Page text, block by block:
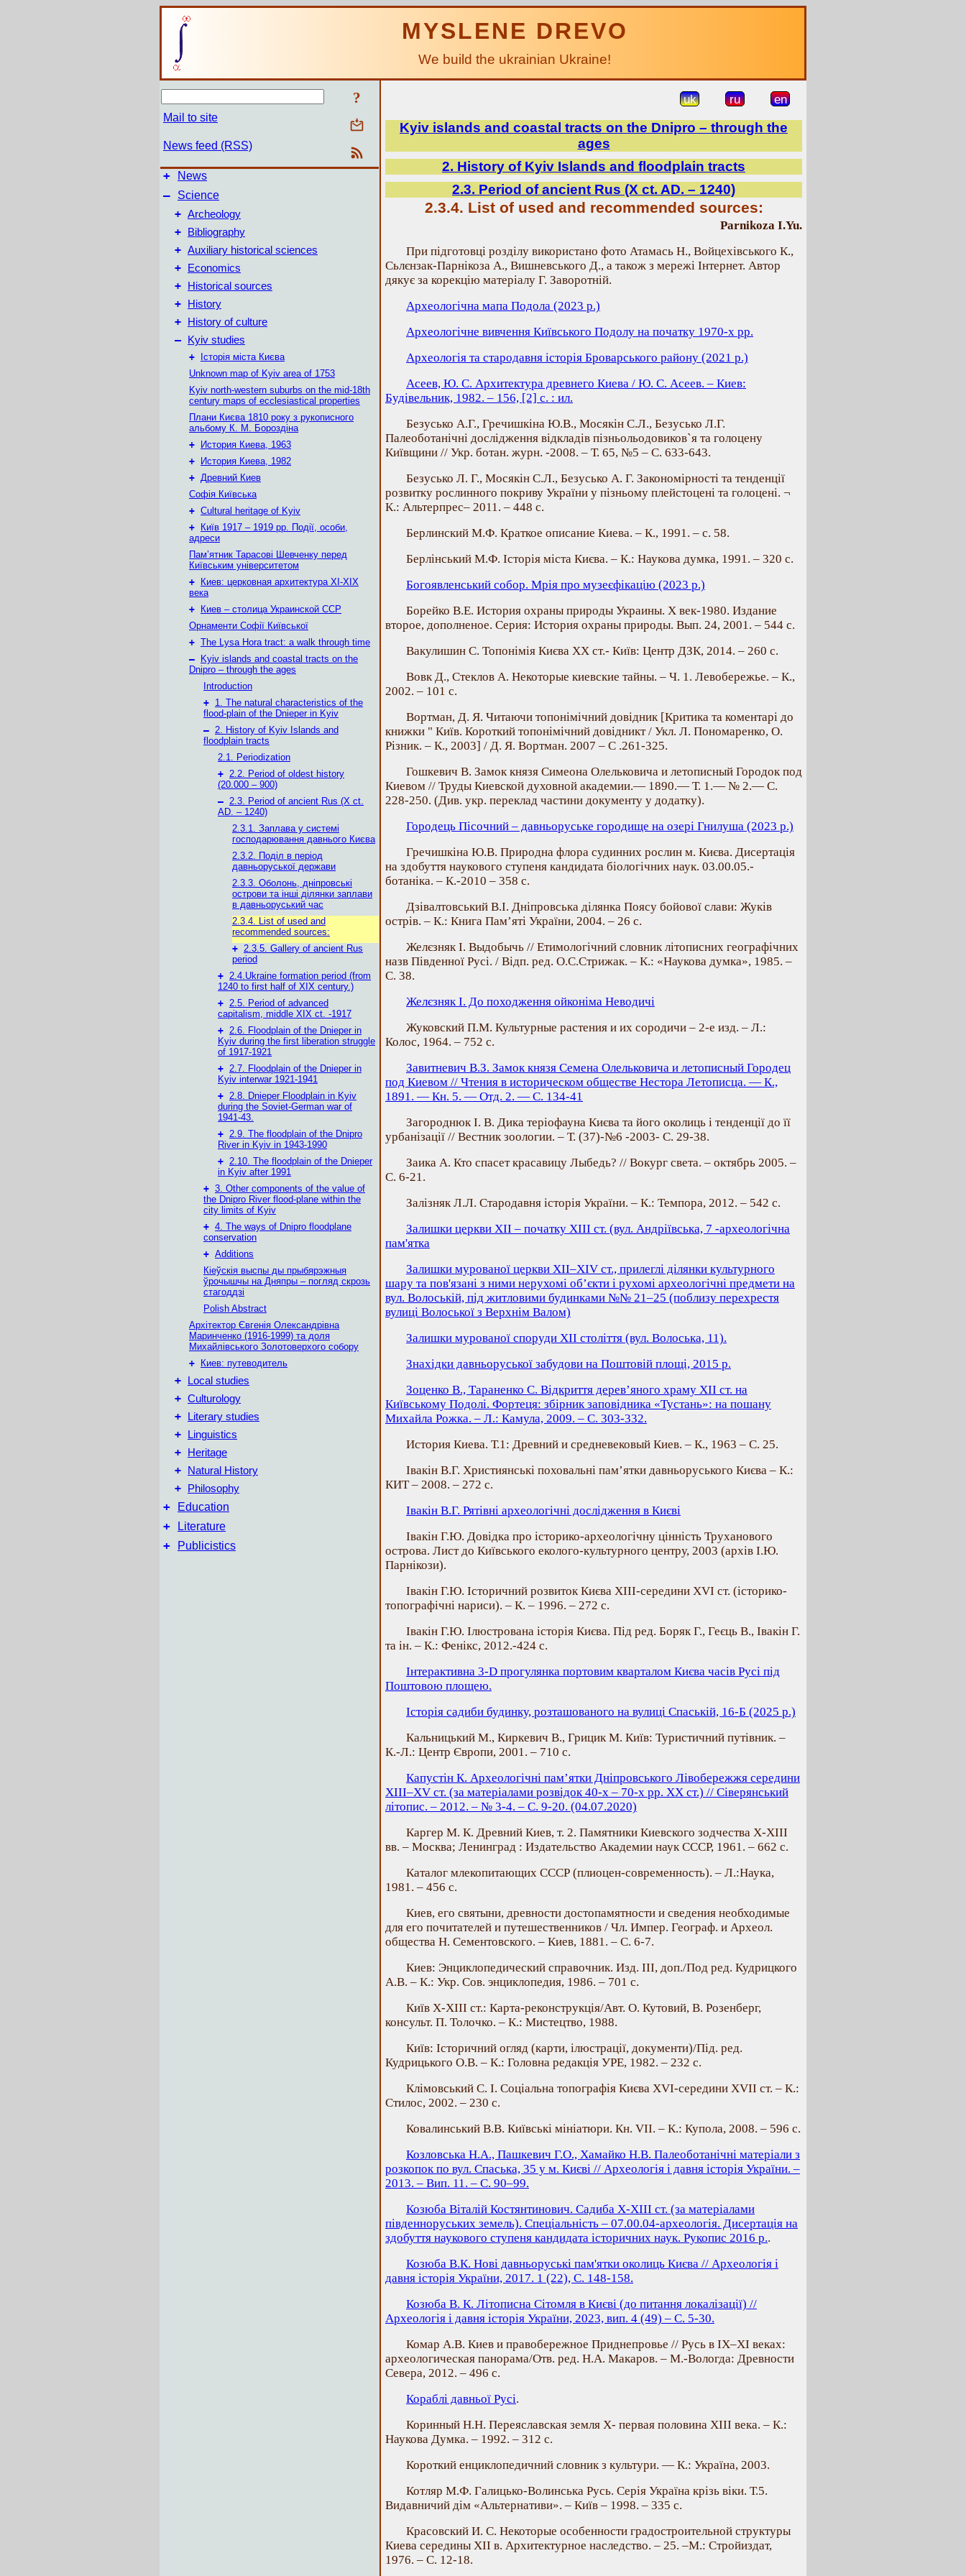
MYSLENE DREVO
We build the ukrainian Ukraine!
?
Mail to site
News feed (RSS)
+ News
–
Science
+ Archeology
+ Bibliography
+ Auxiliary historical sciences
+ Economics
+ Historical sources
+ History
+ History of culture
– Kyiv studies
+
Історія міста Києва
Unknown map of Kyiv area of 1753
Kyiv north-western suburbs on the mid-18th
century maps of ecclesiastical properties
Плани Києва 1810 року з рукописного
альбому К. М. Бороздіна
+
История Киева, 1963
+
История Киева, 1982
+ Древний Киев
Софія Київська
+ Cultural heritage of Kyiv
+
Київ 1917 – 1919 рр. Події, особи,
адреси
Пам’ятник Тарасові Шевченку перед
Київським університетом
+
Киев: церковная архитектура XI-XIX
века
+
Киев – столица Украинской ССР
Орнаменти Софії Київської
+ The Lysa Hora tract: a walk through time
–
Kyiv islands and coastal tracts on the
Dnipro – through the ages
Introduction
+ 1. The natural characteristics of the
flood-plain of the Dnieper in Kyiv
– 2. History of Kyiv Islands and
floodplain tracts
2.1. Periodization
+ 2.2. Period of oldest history
(20.000 – 900)
– 2.3. Period of ancient Rus (Х ct.
AD. – 1240)
2.3.1. Заплава у системі
господарювання давнього Києва
2.3.2. Поділ в період
давньоруської держави
2.3.3. Оболонь, дніпровські
острови та інші ділянки заплави
в давньоруський час
2.3.4. List of used and
recommended sources:
+ 2.3.5. Gallery of ancient Rus
period
+ 2.4.Ukraine formation period (from
1240 to first half of XIX century.)
+ 2.5. Period of advanced
capitalism, middle XIX ct. -1917
+ 2.6. Floodplain of the Dnieper in
Kyiv during the first liberation struggle
of 1917-1921
+ 2.7. Floodplain of the Dnieper in
Kyiv interwar 1921-1941
+ 2.8. Dnieper Floodplain in Kyiv
during the Soviet-German war of
1941-43.
+ 2.9. The floodplain of the Dnipro
River in Kyiv in 1943-1990
+ 2.10. The floodplain of the Dnieper
in Kyiv after 1991
+ 3. Other components of the value of
the Dnipro River flood-plane within the
city limits of Kyiv
+ 4. The ways of Dnipro floodplane
conservation
+ Additions
Кіеўскія выспы ды прыбярэжныя
ўрочышчы на Дняпры – погляд скрозь
стагоддзі
Polish Abstract
Архітектор Євгенія Олександрівна
Маринченко (1916-1999) та доля
Михайлівського Золотоверхого собору
+
Киев: путеводитель
+ Local studies
+ Culturology
+ Literary studies
+ Linguistics
+ Heritage
+ Natural History
+ Philosophy
+ Education
+ Literature
+ Publicistics
uk ru en
Kyiv islands and coastal tracts on the Dnipro – through the
ages
2. History of Kyiv Islands and floodplain tracts
2.3. Period of ancient Rus (Х ct. AD. – 1240)
2.3.4. List of used and recommended sources:
Parnikoza I.Yu.
При підготовці розділу використано фото Атамась Н., Войцехівського К.,
Сьлєнзак-Парнікоза А., Вишневського Д., а також з мережі Інтернет. Автор
дякує за корекцію матеріалу Г. Заворотній.
Археологічна мапа Подола (2023 р.)
Археологічне вивчення Київського Подолу на початку 1970-х рр.
Археологія та стародавня історія Броварського району (2021 р.)
Асеев, Ю. С. Архитектура древнего Киева / Ю. С. Асеев. – Киев:
Будівельник, 1982. – 156, [2] c. : ил.
Безусько А.Г., Гречишкіна Ю.В., Мосякін С.Л., Безусько Л.Г.
Палеоботанічні дослідження відкладів пізньольодовиков`я та голоцену
Київщини // Укр. ботан. журн. -2008. – Т. 65, №5 – С. 633-643.
Безусько Л. Г., Мосякін С.Л., Безусько A. Г. Закономірності та тенденції
розвитку рослинного покриву України у пізньому плейстоцені та голоцені. ¬
К.: Альтерпрес– 2011. – 448 с.
Берлинский М.Ф. Краткое описание Киева. – К., 1991. – с. 58.
Берлінський М.Ф. Історія міста Києва. – К.: Наукова думка, 1991. – 320 с.
Богоявленський собор. Мрія про музеєфікацію (2023 р.)
Борейко В.Е. История охраны природы Украины. Х век-1980. Издание
второе, дополненое. Серия: История охраны природы. Вып. 24, 2001. – 544 с.
Вакулишин С. Топонімія Києва ХХ ст.- Київ: Центр ДЗК, 2014. – 260 с.
Вовк Д., Стеклов А. Некоторые киевские тайны. – Ч. 1. Левобережье. – К.,
2002. – 101 c.
Вортман, Д. Я. Читаючи топонімічний довідник [Критика та коментарі до
книжки " Київ. Короткий топонімічний довідникт / Укл. Л. Пономаренко, О.
Різник. – К., 2003] / Д. Я. Вортман. 2007 – С .261-325.
Гошкевич В. Замок князя Симеона Олельковича и летописный Городок под
Киевом // Труды Киевской духовной академии.— 1890.— Т. 1.— № 2.— C.
228-250. (Див. укр. переклад частини документу у додатку).
Городець Пісочний – давньоруське городище на озері Гнилуша (2023 р.)
Гречишкіна Ю.В. Природна флора судинних рослин м. Києва. Дисертація
на здобуття наукового ступеня кандидата біологічних наук. 03.00.05.-
ботаніка. – К.-2010 – 358 c.
Дзівалтовський В.І. Дніпровська ділянка Поясу бойової слави: Жуків
острів. – К.: Книга Пам’яті України, 2004. – 26 с.
Желєзняк І. Выдобычь // Етимологічний словник літописних географічних
назв Південної Русі. / Відп. ред. О.С.Стрижак. – К.: «Наукова думка», 1985. –
С. 38.
Желєзняк І. До походження ойконіма Неводичі
Жуковский П.М. Культурные растения и их сородичи – 2-е изд. – Л.:
Колос, 1964. – 752 с.
Завитневич В.З. Замок князя Семена Олельковича и летописный Городец
под Киевом // Чтения в историческом обществе Нестора Летописца. — К.,
1891. — Кн. 5. — Отд. 2. — С. 134-41
Загороднюк І. В. Дика теріофауна Києва та його околиць і тенденції до її
урбанізації // Вестник зоологии. – Т. (37)-№6 -2003- С. 29-38.
Заика А. Кто спасет красавицу Лыбедь? // Вокург света. – октябрь 2005. –
C. 6-21.
Залізняк Л.Л. Стародавня історія України. – К.: Темпора, 2012. – 542 с.
Залишки церкви ХІІ – початку ХІІІ ст. (вул. Андріївська, 7 -археологічна
пам'ятка
Залишки мурованої церкви ХІІ–XIV ст., прилеглі ділянки культурного
шару та пов'язані з ними нерухомі об’єкти і рухомі археологічні предмети на
вул. Волоській, під житловими будинками №№ 21–25 (поблизу перехрестя
вулиці Волоської з Верхнім Валом)
Залишки мурованої споруди ХІІ століття (вул. Волоська, 11).
Знахідки давньоруської забудови на Поштовій площі, 2015 р.
Зоценко В., Тараненко С. Відкриття дерев’яного храму ХІІ ст. на
Київському Подолі. Фортеця: збірник заповідника «Тустань»: на пошану
Михайла Рожка. – Л.: Камула, 2009. – С. 303-332.
История Киева. Т.1: Древний и средневековый Киев. – К., 1963 – C. 25.
Івакін В.Г. Християнські поховальні пам’ятки давньоруського Києва – К.:
КИТ – 2008. – 272 с.
Івакін В.Г. Рятівні археологічні дослідження в Києві
Івакін Г.Ю. Довідка про історико-археологічну цінність Труханового
острова. Лист до Київського еколого-культурного центру, 2003 (архів І.Ю.
Парнікози).
Івакін Г.Ю. Історичний розвиток Києва ХІІІ-середини ХVІ ст. (історико-
топографічні нариси). – К. – 1996. – 272 с.
Івакін Г.Ю. Ілюстрована історія Києва. Під ред. Боряк Г., Геєць В., Івакін Г.
та ін. – К.: Фенікс, 2012.-424 с.
Інтерактивна 3-D прогулянка портовим кварталом Києва часів Русі під
Поштовою площею.
Історія садиби будинку, розташованого на вулиці Спаській, 16-Б (2025 р.)
Кальницький М., Киркевич В., Грицик М. Київ: Туристичний путівник. –
К.-Л.: Центр Європи, 2001. – 710 с.
Капустін К. Археологічні пам’ятки Дніпровського Лівобережжя середини
ХІІІ–XV ст. (за матеріалами розвідок 40-х – 70-х рр. ХХ ст.) // Сіверянський
літопис. – 2012. – № 3-4. – С. 9-20. (04.07.2020)
Каргер М. К. Древний Киев, т. 2. Памятники Киевского зодчества X-XIII
вв. – Москва; Ленинград : Издательство Академии наук СССР, 1961. – 662 с.
Каталог млекопитающих СССР (плиоцен-современность). – Л.:Наука,
1981. – 456 с.
Киев, его святыни, древности достопамятности и сведения необходимые
для его почитателей и путешественников / Чл. Импер. Географ. и Археол.
общества Н. Сементовского. – Киев, 1881. – С. 6-7.
Киев: Энциклопедический справочник. Изд. ІІІ, доп./Под ред. Кудрицкого
А.В. – К.: Укр. Сов. энциклопедия, 1986. – 701 с.
Київ Х-ХІІІ ст.: Карта-реконструкція/Авт. О. Кутовий, В. Розенберг,
консульт. П. Толочко. – К.: Мистецтво, 1988.
Київ: Історичний огляд (карти, ілюстрації, документи)/Під. ред.
Кудрицького О.В. – К.: Головна редакція УРЕ, 1982. – 232 с.
Клімовський С. І. Соціальна топографія Києва ХVІ-середини ХVІІ ст. – К.:
Стилос, 2002. – 230 с.
Ковалинський В.В. Київські мініатюри. Кн. VII. – К.: Купола, 2008. – 596 с.
Козловська Н.А., Пашкевич Г.О., Хамайко Н.В. Палеоботанічні матеріали з
розкопок по вул. Спаська, 35 у м. Києві // Археологія і давня історія України. –
2013. – Вип. 11. – С. 90–99.
Козюба Віталій Костянтинович. Садиба Х-ХІІІ ст. (за матеріалами
південноруських земель). Спеціальність – 07.00.04-археологія. Дисертація на
здобуття наукового ступеня кандидата історичних наук. Рукопис 2016 р..
Козюба В.К. Нові давньоруські пам'ятки околиць Києва // Археологія і
давня історія України, 2017. 1 (22), С. 148-158.
Козюба В. К. Літописна Сітомля в Києві (до питання локалізації) //
Археологія і давня історія України, 2023, вип. 4 (49) – С. 5-30.
Комар А.В. Киев и правобережное Приднепровье // Русь в IX–XI веках:
археологическая панорама/Отв. ред. Н.А. Макаров. – М.-Вологда: Древности
Севера, 2012. – 496 с.
Кораблі давньої Русі.
Коринный Н.Н. Переяславская земля Х- первая половина ХІІІ века. – К.:
Наукова Думка. – 1992. – 312 с.
Короткий енциклопедичний словник з культури. — К.: Україна, 2003.
Котляр М.Ф. Галицько-Волинська Русь. Серія Україна крізь віки. Т.5.
Видавничий дім «Альтернативи». – Київ – 1998. – 335 с.
Красовский И. С. Некоторые особенности градостроительной структуры
Киева середины ХІІ в. Архитектурное наследство. – 25. –М.: Стройиздат,
1976. – С. 12-18.